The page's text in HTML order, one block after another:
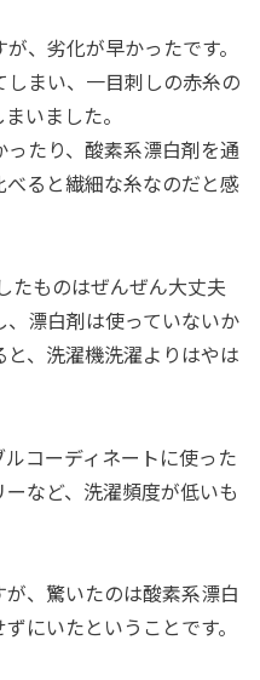
、劣化が早かったです。
まい、一目刺しの赤糸の
いました。
たり、酸素系漂白剤を通
ると繊細な糸なのだと感
たものはぜんぜん大丈夫
、漂白剤は使っていないか
、洗濯機洗濯よりはやは
コーディネートに使った
など、洗濯頻度が低いも
、驚いたのは酸素系漂白
にいたということです。